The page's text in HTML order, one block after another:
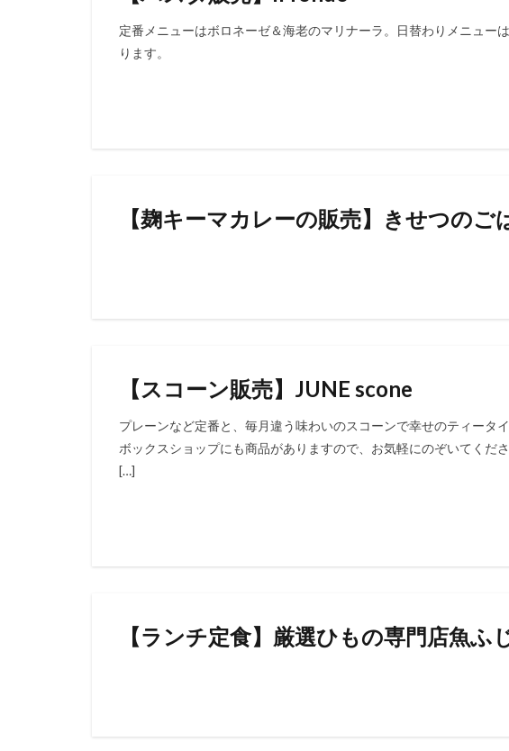
定番メニューはボロネーゼ＆海老のマリナーラ。日替わりメニュー
ります。
【麹キーマカレーの販売】きせつのご
【スコーン販売】JUNE scone
プレーンなど定番と、毎月違う味わいのスコーンで幸せのティータ
ボックスショップにも商品がありますので、お気軽にのぞいてく
[…]
【ランチ定食】厳選ひもの専門店魚ふ